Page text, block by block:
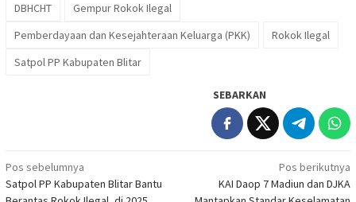
DBHCHT
Gempur Rokok Ilegal
Pemberdayaan dan Kesejahteraan Keluarga (PKK)
Rokok Ilegal
Satpol PP Kabupaten Blitar
SEBARKAN
Navigasi
pos
Pos sebelumnya
Satpol PP Kabupaten Blitar Bantu
Pos berikutnya
KAI Daop 7 Madiun dan DJKA